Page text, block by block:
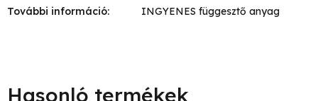
További információ: INGYENES függesztő anyag